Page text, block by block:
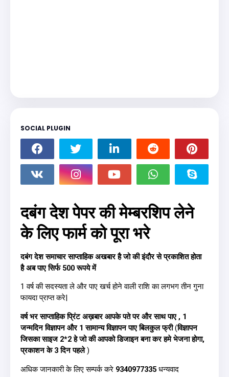
SOCIAL PLUGIN